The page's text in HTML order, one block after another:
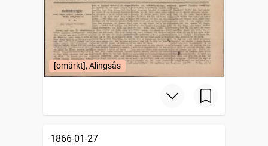
[omärkt], Alingsås
1866-01-27